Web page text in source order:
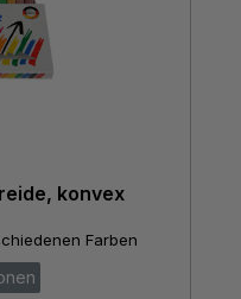
konvex
Farben